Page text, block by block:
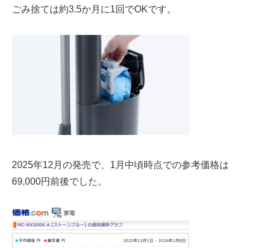
ごみ捨ては約3.5か月に1回 でOKです。
2025年12月の発売で、1月中頃時点での参考価格は
69,000円前後でした。